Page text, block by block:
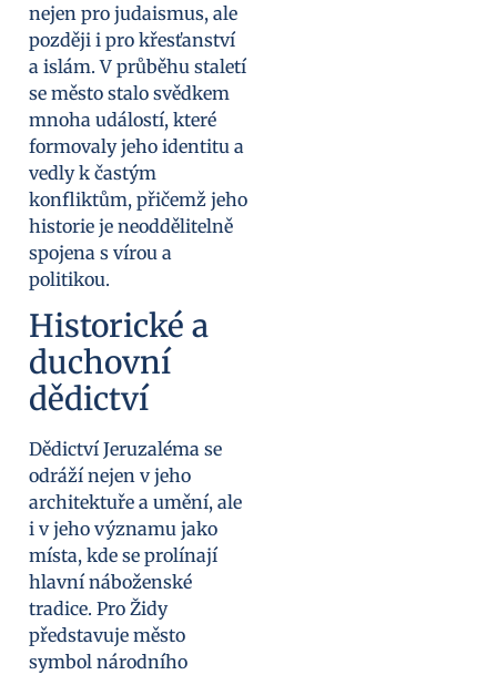
nejen pro judaismus, ale
později i pro křesťanství
a islám. V průběhu staletí
se město stalo svědkem
mnoha událostí, které
formovaly jeho identitu a
vedly k častým
konfliktům, přičemž jeho
historie je neoddělitelně
spojena s vírou a
politikou.
Historické a
duchovní
dědictví
Dědictví Jeruzaléma se
odráží nejen v jeho
architektuře a umění, ale
i v jeho významu jako
místa, kde se prolínají
hlavní náboženské
tradice. Pro Židy
představuje město
symbol národního